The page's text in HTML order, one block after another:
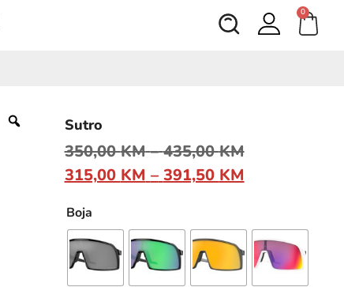
0
Sutro
350,00KM – 435,00KM
315,00 KM – 391,50 KM
Boja